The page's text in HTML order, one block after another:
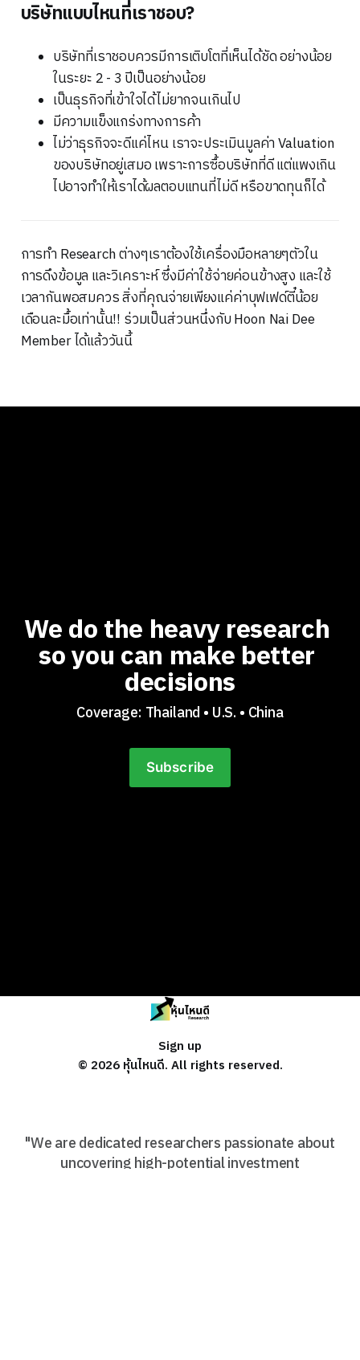
บริษัทแบบไหนที่เราชอบ?
บริษัทที่เราชอบควรมีการเติบโตที่เห็นได้ชัด อย่างน้อย
ในระยะ 2 - 3 ปีเป็นอย่างน้อย
เป็นธุรกิจที่เข้าใจได้ไม่ยากจนเกินไป
มีความแข็งแกร่งทางการค้า
ไม่ว่าธุรกิจจะดีแค่ไหน เราจะประเมินมูลค่า Valuation
ของบริษัทอยู่เสมอ เพราะการซื้อบริษัทที่ดี แต่แพงเกิน
ไปอาจทำให้เราได้ผลตอบแทนที่ไม่ดี หรือขาดทุนก็ได้
การทำ Research ต่างๆเราต้องใช้เครื่องมือหลายๆตัวใน
การดึงข้อมูล และวิเคราะห์ ซึ่งมีค่าใช้จ่ายค่อนข้างสูง และใช้
เวลากันพอสมควร สิ่งที่คุณจ่ายเพียงแค่ค่าบุฟเฟด์ตี๋น้อย
เดือนละมื้อเท่านั้น!! ร่วมเป็นส่วนหนึ่งกับ Hoon Nai Dee
Member ได้แล้ววันนี้
We do the heavy research
so you can make better
decisions
Coverage: Thailand • U.S. • China
Subscribe
Sign up
© 2026 หุ้นไหนดี. All rights reserved.
"We are dedicated researchers passionate about
uncovering high-potential investment